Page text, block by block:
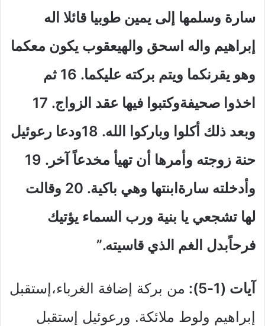
سارة وسلمها إلى يمين طوبيا قائلا اله
إبراهيم واله اسحق والهيعقوب يكون معكما
وهو يقرنكما ويتم بركته عليكما. 16 ثم
اخذوا صحيفةوكتبوا فيها عقد الزواج. 17
وبعد ذلك أكلوا وباركوا الله. 18ودعا رعوئيل
حنة زوجته وأمرها أن تهيأ مخدعاً آخر. 19
وأدخلته سارةابنتها وهي باكية. 20 وقالت
لها تشجعي يا بنية ورب السماء يؤتيك
فرحاًبدل الغم الذي قاسيته.”
آيات (1-5):
من بركة إضافة الغرباء،إستقبل
إبراهيم ولوط ملائكة. ورعوئيل إستقبل